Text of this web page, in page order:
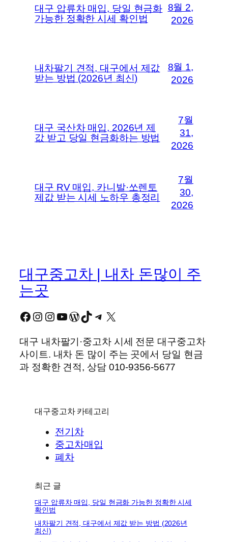
대구 압류차 매입, 당일 현금화
가능한 정확한 시세 확인법
8월 2,
2026
내차팔기 견적, 대구에서 제값
받는 방법 (2026년 최신)
8월 1,
2026
대구 국산차 매입, 2026년 제
값 받고 당일 현금화하는 방법
7월
31,
2026
대구 RV 매입, 카니발·쏘렌토
제값 받는 시세 노하우 총정리
7월
30,
2026
대구중고차 | 내차 돈많이 주
는곳
Facebook Instagram Instagram YouTube 워드프레스TikTok Telegram X
대구 내차팔기·중고차 시세 전문 대구중고차
사이트. 내차 돈 많이 주는 곳에서 당일 현금
과 정확한 견적, 상담 010-9356-5677
대구중고차 카테고리
전기차
중고차매입
폐차
최근 글
대구 압류차 매입, 당일 현금화 가능한 정확한 시세
확인법
내차팔기 견적, 대구에서 제값 받는 방법 (2026년
최신)